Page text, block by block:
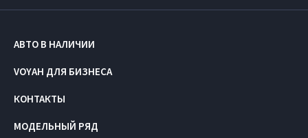
АВТО В НАЛИЧИИ
VOYAH ДЛЯ БИЗНЕСА
КОНТАКТЫ
МОДЕЛЬНЫЙ РЯД